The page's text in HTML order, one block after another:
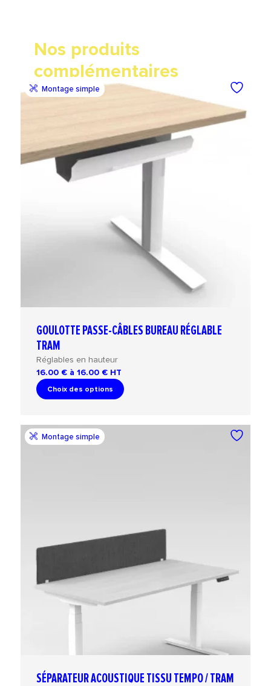
Nos produits
complémentaires
GOULOTTE PASSE-CÂBLES BUREAU RÉGLABLE
TRAM
Réglables en hauteur
16.00 € à 16.00 € HT
Choix des options
Montage simple
SÉPARATEUR ACOUSTIQUE TISSU TEMPO / TRAM
Montage simple